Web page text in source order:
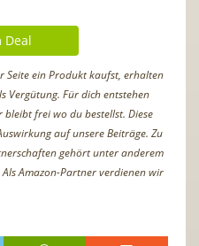
Deal
Seite ein Produkt kaufst, erhalten
Vergütung. Für dich entstehen
frei wo du bestellst. Diese
auf unsere Beiträge. Zu
gehört unter anderem
Amazon-Partner verdienen wir